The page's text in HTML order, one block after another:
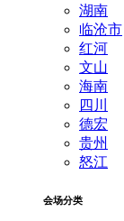
湖南
临沧市
红河
文山
海南
四川
德宏
贵州
怒江
会场分类